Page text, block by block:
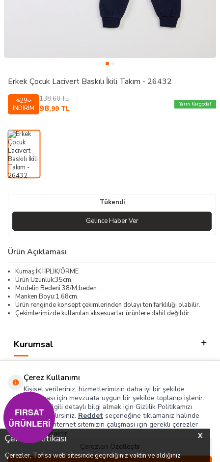
X
Çerez Politikası
Çerezler, Tofisa web sitesinde geçirdiğiniz vaktin ve aldığınız
0
Erkek Çocuk Lacivert Baskılı İkili Takım - 26432
%29
İNDIRIM
138,60TL
98,99 TL
Yarın Kargoda!
Tükendi
Gelince Haber Ver
Ürün Açıklaması
Kumaş:İKİ İPLİK/ÖRME
Ürün Uzunluk:35cm.
Modelin Bedeni:38/M beden.
Manken Boyu:1.68cm.
Ürün renginde konsept çekimlerinden dolayı ton farklılığı olabilir.
Çekimlerimizde kullanılan aksesuarlar ürünlere dahil değildir.
Kurumsal
Hızlı Erişim
Sosyal
Adres & İletişim
Çerez Kullanımı
Kişisel verileriniz, hizmetlerimizin daha iyi bir şekilde
sunulması için mevzuata uygun bir şekilde toplanıp işlenir.
Konuyla ilgili detaylı bilgi almak için Gizlilik Politikamızı
inceleyebilirsiniz. Reddet seçeneğine tıklamanız halinde
yalnızca internet sitemizin çalışması için gerekli çerezler
kullanılacaktır.
Çerezleri Özelleştir
FIRSAT
ÜRÜNLERİ